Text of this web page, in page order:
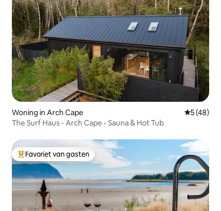
Woning in Arch Cape
5 (48)
The Surf Haus - Arch Cape - Sauna & Hot Tub
Topfavoriet van gasten
Favoriet van gasten